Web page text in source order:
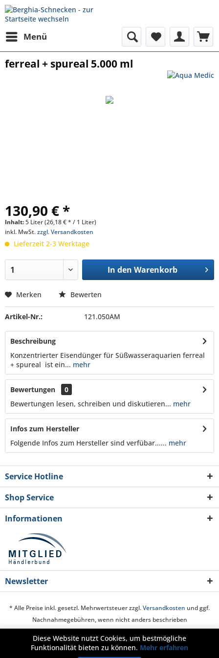
Menü
ferreal + spureal 5.000 ml
130,90 € *
Inhalt:5 Liter (26,18 € * / 1 Liter)
inkl. MwSt.zzgl. Versandkosten
Lieferzeit 2-3 Werktage
In den Warenkorb
Merken Bewerten
Artikel-Nr.: 121.050AM
Beschreibung
Konzentrierter Eisendünger für Süßwasseraquarien ferreal
+ spureal ist ein... mehr
Bewertungen
0
Bewertungen lesen, schreiben und diskutieren... mehr
Infos zum Hersteller
Folgende Infos zum Hersteller sind verfübar...... mehr
Service Hotline
Shop Service
Informationen
Newsletter
* Alle Preise inkl. gesetzl. Mehrwertsteuer zzgl.Versandkosten und ggf.
Nachnahmegebühren, wenn nicht anders beschrieben
Cookie-Einstellungen Über uns Hilfe / Support
Kontakt
Widerrufsrecht Datenschutz
Diese Website nutzt Cookies, um bestmögliche
Funktionalität bieten zu können. Mehr erfahren